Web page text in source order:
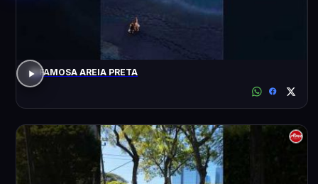
A FAMOSA AREIA PRETA